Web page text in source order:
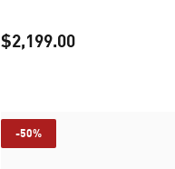
$2,199.00
-50%